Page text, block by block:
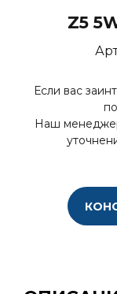
Z5
Если вас
Наш